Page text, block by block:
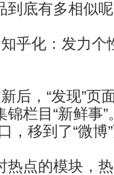
到底有多相似
乎化：发力个
后，“发现”页
栏目“新鲜事
，移到了“微博
热点的模块，